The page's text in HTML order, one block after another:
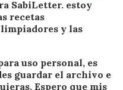
SabiLetter. estoy
recetas
y las
uso personal, es
guardar el archivo e
Espero que mis